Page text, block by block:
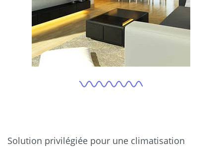
Solution privilégiée pour une climatisation